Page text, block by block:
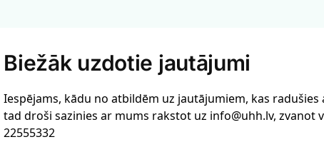
Biežāk uzdotie jautājumi
Iespējams, kādu no atbildēm uz jautājumiem, kas radušies
tad droši sazinies ar mums rakstot uz info@uhh.lv, zvanot
22555332